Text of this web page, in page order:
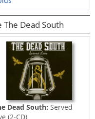
Dead South
Dead South:Served
(2-CD)